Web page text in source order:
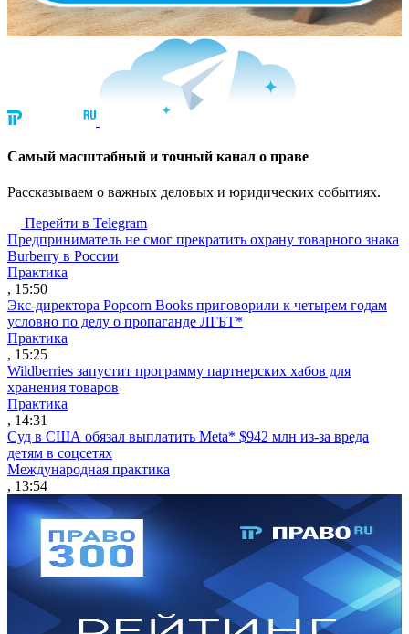
Cамый масштабный и точный канал о праве
Рассказываем о важных деловых и юридических событиях.
Перейти в Telegram
Предприниматель не смог прекратить охрану товарного знака
Burberry в России
Практика
, 15:50
Экс-директора Popcorn Books приговорили к четырем годам
условно по делу о пропаганде ЛГБТ*
Практика
, 15:25
Wildberries запустит программу партнерских хабов для
хранения товаров
Практика
, 14:31
Суд в США обязал выплатить Meta* $942 млн из-за вреда
детям в соцсетях
Международная практика
, 13:54